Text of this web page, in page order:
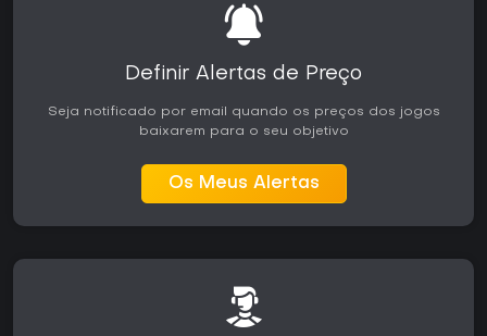
Definir Alertas de Preço
Seja notificado por email quando os preços dos jogos
baixarem para o seu objetivo
Os Meus Alertas